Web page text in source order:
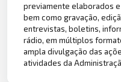
previamente elaborados
bem como gravação,
entrevistas, boletins,
rádio, em múltiplos
ampla divulgação das
atividades da